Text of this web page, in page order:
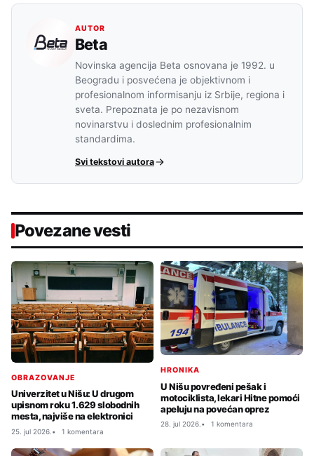
AUTOR
Beta
Novinska agencija Beta osnovana je 1992. u
Beogradu i posvećena je objektivnom i
profesionalnom informisanju iz Srbije, regiona i
sveta. Prepoznata je po nezavisnom
novinarstvu i doslednim profesionalnim
standardima.
Svi tekstovi autora
Povezane vesti
OBRAZOVANJE
Univerzitet u Nišu: U drugom
upisnom roku 1.629 slobodnih
mesta, najviše na elektronici
25. jul 2026. 1 komentara
HRONIKA
U Nišu povređeni pešak i
motociklista, lekari Hitne pomoći
apeluju na povećan oprez
28. jul 2026. 1 komentara